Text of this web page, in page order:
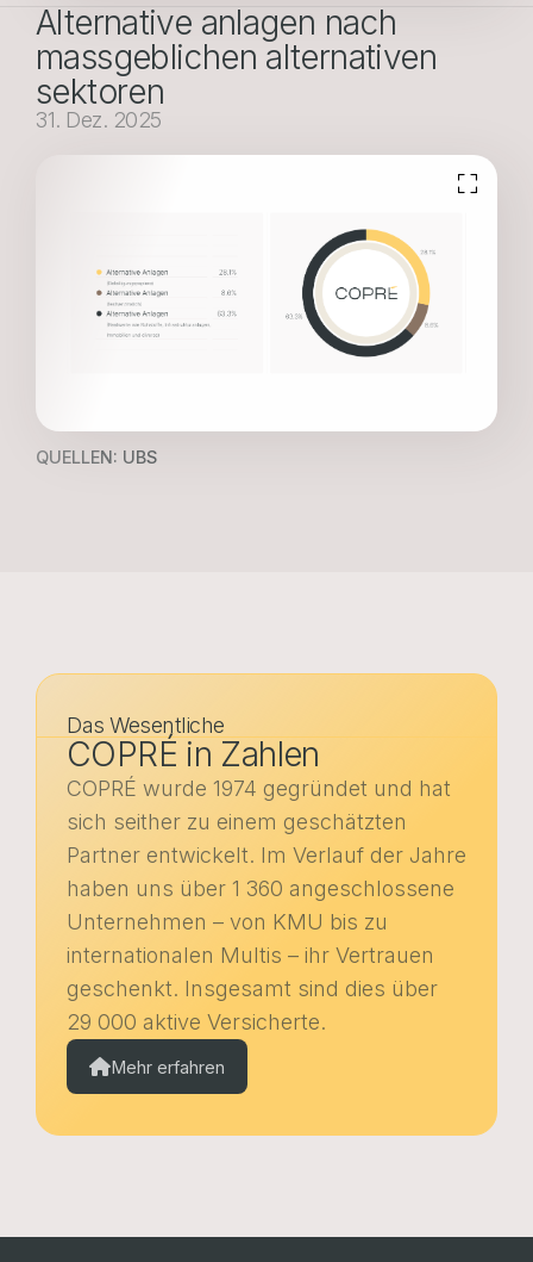
Alternative anlagen nach
massgeblichen alternativen
sektoren
31. Dez. 2025
QUELLEN: UBS
Das Wesentliche
COPRÉ in Zahlen
COPRÉ wurde 1974 gegründet und hat
sich seither zu einem geschätzten
Partner entwickelt. Im Verlauf der Jahre
haben uns über 1 360 angeschlossene
Unternehmen – von KMU bis zu
internationalen Multis – ihr Vertrauen
geschenkt. Insgesamt sind dies über
29 000 aktive Versicherte.
Mehr erfahren